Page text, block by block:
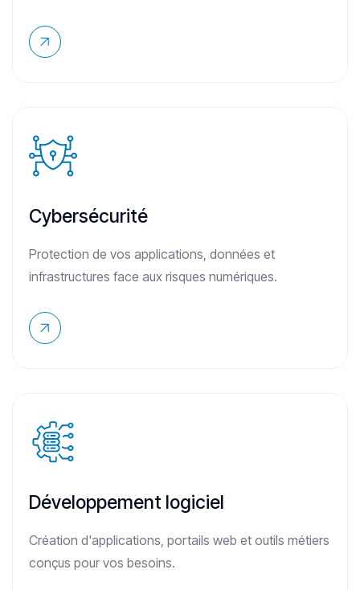
Cybersécurité
Protection de vos applications, données et
infrastructures face aux risques numériques.
Développement logiciel
Création d'applications, portails web et outils métiers
conçus pour vos besoins.